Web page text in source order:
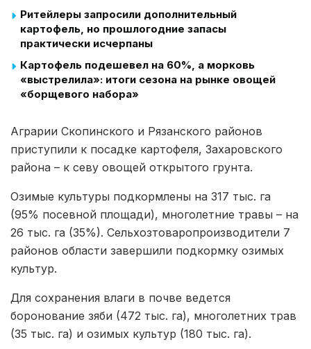
Ритейлеры запросили дополнительный
картофель, но прошлогодние запасы
практически исчерпаны
Картофель подешевел на 60%, а морковь
«выстрелила»: итоги сезона на рынке овощей
«борщевого набора»
Аграрии Скопинского и Рязанского районов
приступили к посадке картофеля, Захаровского
района – к севу овощей открытого грунта.
Озимые культуры подкормлены на 317 тыс. га
(95% посевной площади), многолетние травы – на
26 тыс. га (35%). Сельхозтоваропроизводители 7
районов области завершили подкормку озимых
культур.
Для сохранения влаги в почве ведется
боронование зяби (472 тыс. га), многолетних трав
(35 тыс. га) и озимых культур (180 тыс. га).